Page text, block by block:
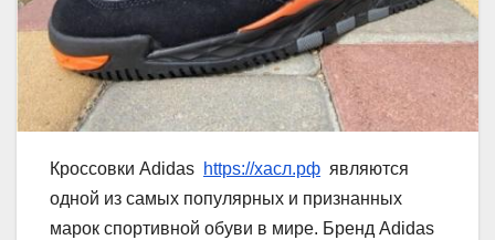
Кроссовки Adidas https://хасл.рф являются
одной из самых популярных и признанных
марок спортивной обуви в мире. Бренд Adidas